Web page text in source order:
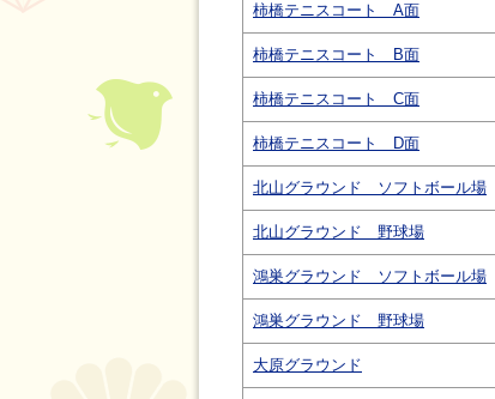
柿橋テニスコート A面
柿橋テニスコート B面
柿橋テニスコート C面
柿橋テニスコート D面
北山グラウンド ソフトボール場
北山グラウンド 野球場
鴻巣グラウンド ソフトボール場
鴻巣グラウンド 野球場
大原グラウンド